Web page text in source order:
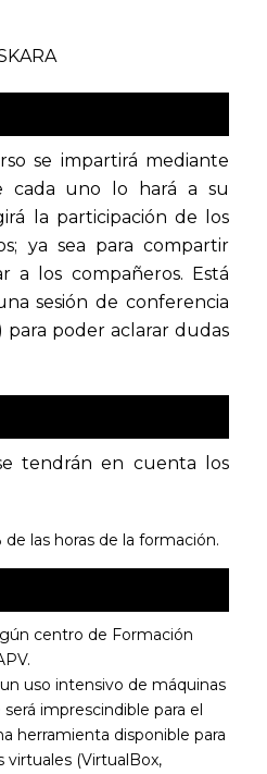
se impartirá mediante
cada uno lo hará a su
la participación de los
ya sea para compartir
a los compañeros. Está
sesión de conferencia
poder aclarar dudas
tendrán en cuenta los
las horas de la formación.
centro de Formación
uso intensivo de máquinas
imprescindible para el
herramienta disponible para
virtuales (VirtualBox,